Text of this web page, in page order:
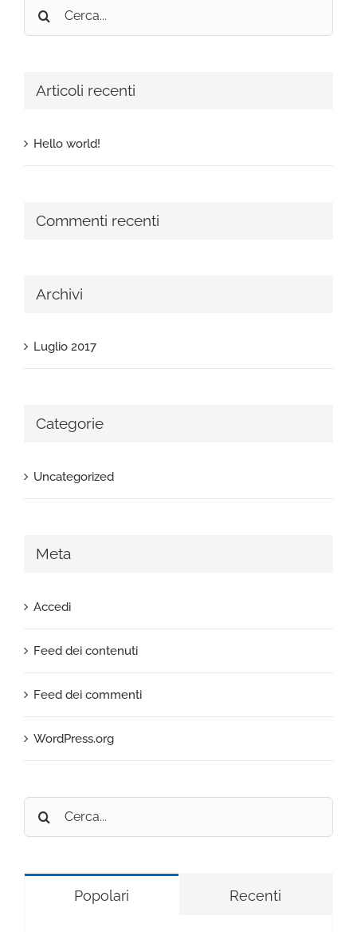
Cerca
per:
Articoli recenti
Hello world!
Commenti recenti
Archivi
Luglio 2017
Categorie
Uncategorized
Meta
Accedi
Feed dei contenuti
Feed dei commenti
WordPress.org
Cerca
per:
Popolari Recenti